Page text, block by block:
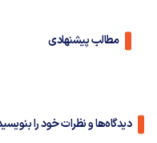
مطالب پیشنهادی
دیدگاه‌ها و نظرات خود را